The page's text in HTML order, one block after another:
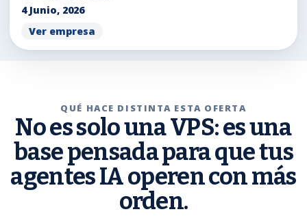
4 Junio, 2026
Ver empresa
QUÉ HACE DISTINTA ESTA OFERTA
No es solo una VPS: es una
base pensada para que tus
agentes IA operen con más
orden.